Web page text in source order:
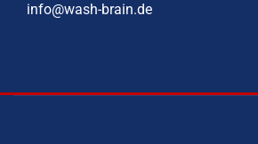
info@wash-brain.de